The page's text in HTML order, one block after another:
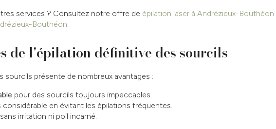
services ? Consultez notre offre de épilation laser à Andrézieux-Bouthéon
Bouthéon.
de l'épilation définitive des sourcils
sourcils présente de nombreux avantages :
pour des sourcils toujours impeccables.
considérable en évitant les épilations fréquentes.
irritation ni poil incarné.